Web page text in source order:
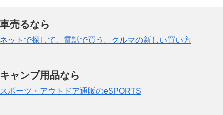
車売るなら
ネットで探して、電話で買う。クルマの新しい買い方
キャンプ用品なら
スポーツ・アウトドア通販のeSPORTS